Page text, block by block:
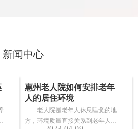
新闻中心
惠州老人院如何安排老年
人的居住环境
老人院是老年人休息睡觉的地
方，环境质量直接关系到老年人的